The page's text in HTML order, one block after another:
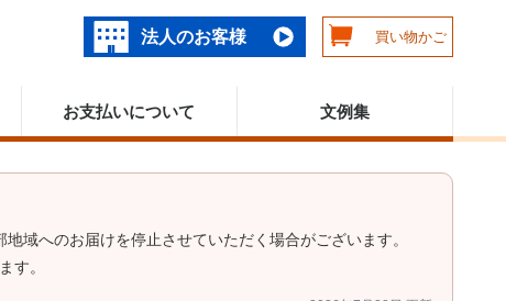
法人のお客様 買い物かご
お支払いについて 文例集
域へのお届けを停止させていただく場合がございます。
す。